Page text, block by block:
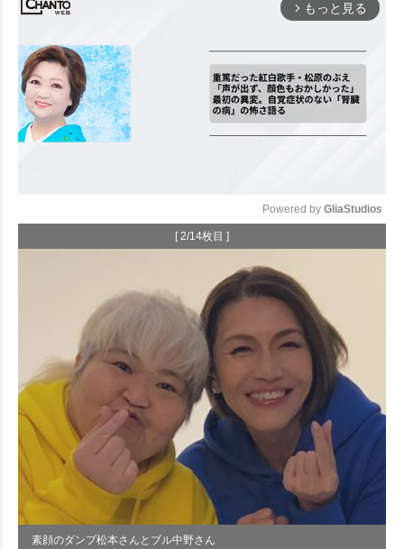
arrow_forward_ios もっと見る
Powered by GliaStudios
[ 2/14枚目 ]
素顔のダンプ松本さんとブル中野さん